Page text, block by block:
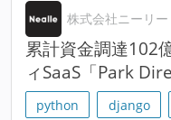
株式会社ニーリー
累計資金調達102
ィSaaS「Park
python django